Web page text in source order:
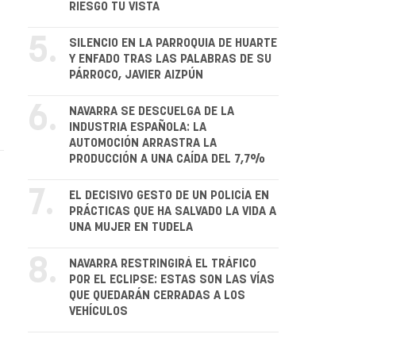
RIESGO TU VISTA
5.
SILENCIO EN LA PARROQUIA DE HUARTE
Y ENFADO TRAS LAS PALABRAS DE SU
PÁRROCO, JAVIER AIZPÚN
6.
NAVARRA SE DESCUELGA DE LA
INDUSTRIA ESPAÑOLA: LA
AUTOMOCIÓN ARRASTRA LA
PRODUCCIÓN A UNA CAÍDA DEL 7,7%
7.
EL DECISIVO GESTO DE UN POLICÍA EN
PRÁCTICAS QUE HA SALVADO LA VIDA A
UNA MUJER EN TUDELA
8.
NAVARRA RESTRINGIRÁ EL TRÁFICO
POR EL ECLIPSE: ESTAS SON LAS VÍAS
QUE QUEDARÁN CERRADAS A LOS
VEHÍCULOS